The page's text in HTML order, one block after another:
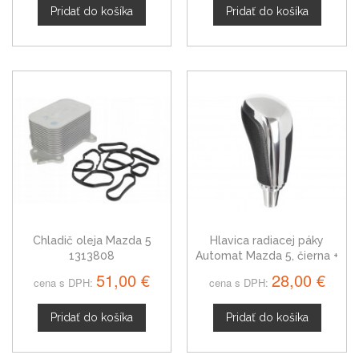
Pridať do košíka Pridať do košíka
Chladič oleja Mazda 5
1313808
cena s DPH: 51,00 €
Pridať do košíka
Hlavica radiacej páky
Automat Mazda 5, čierna +
cena s DPH: 28,00 €
Pridať do košíka